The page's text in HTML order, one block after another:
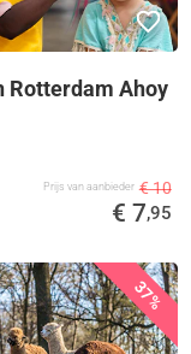
Rotterdam Ahoy
Prijs van aanbieder € 10
€ 7,95
37%